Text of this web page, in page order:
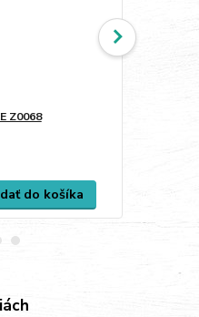
Z0068
do košíka